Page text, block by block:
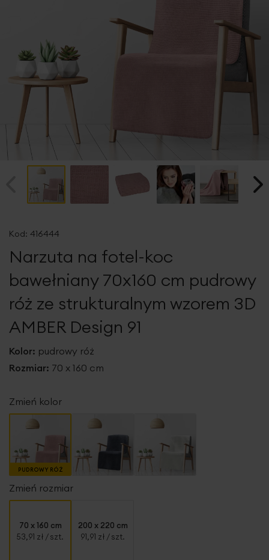
początek
galerii
Kod: 416444
Narzuta na fotel-koc
bawełniany 70x160 cm pudrowy
róż ze strukturalnym wzorem 3D
AMBER Design 91
Kolor: pudrowy róż
Rozmiar: 70 x 160 cm
Zmień kolor
PUDROWY RÓŻ
Zmień rozmiar
70 x 160 cm
53,91 zł / szt.
200 x 220 cm
91,91 zł / szt.